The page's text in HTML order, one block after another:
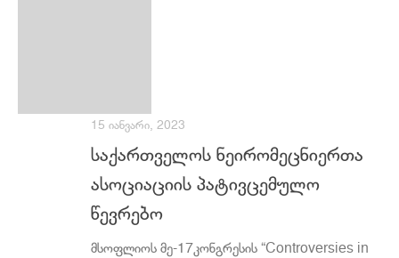
15 ᲘᲐᲜᲕᲐᲠᲘ, 2023
საქართველოს ნეირომეცნიერთა
ასოციაციის პატივცემულო
წევრებო
მსოფლიოს მე-17კონგრესის “Controversies in